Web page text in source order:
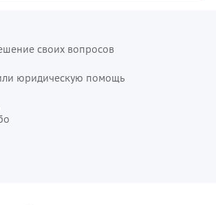
своих вопросов
юридическую помощь